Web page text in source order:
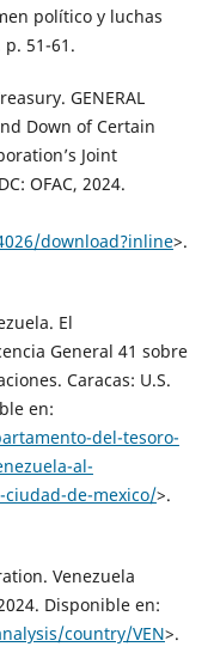
político y luchas
51-61.
GENERAL
Down of Certain
Joint
OFAC, 2024.
download?inline>.
El
General 41 sobre
Caracas: U.S.
en:
del-tesoro-
al-
ciudad-de-mexico/>.
Venezuela
Disponible en:
country/VEN>.